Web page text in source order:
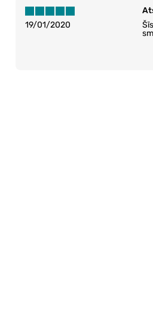
19/01/2020